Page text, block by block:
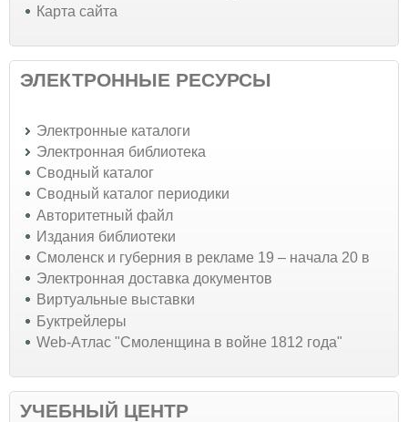
Карта сайта
ЭЛЕКТРОННЫЕ РЕСУРСЫ
Электронные каталоги
Электронная библиотека
Сводный каталог
Сводный каталог периодики
Авторитетный файл
Издания библиотеки
Смоленск и губерния в рекламе 19 – начала 20 в
Электронная доставка документов
Виртуальные выставки
Буктрейлеры
Web-Атлас "Смоленщина в войне 1812 года"
УЧЕБНЫЙ ЦЕНТР